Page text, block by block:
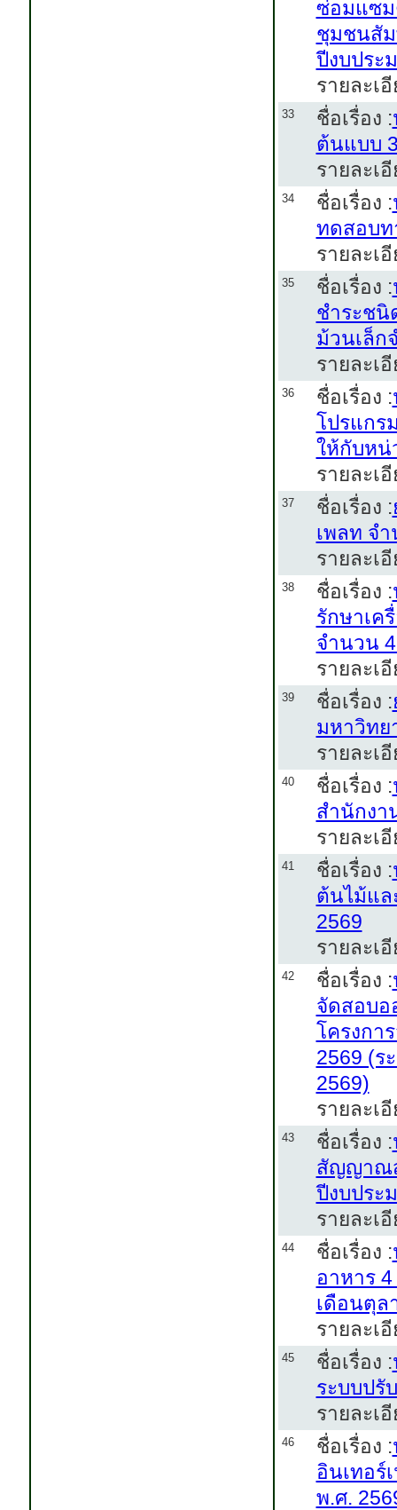
ซ่อมแซม
ชุมชนสัม
ปีงบประ
รายละเ
33 ชื่อเรื่อง :
ต้นแบบ
รายละเ
34 ชื่อเรื่อง :
ทดสอบท
รายละเ
35 ชื่อเรื่อง :
ชำระชนิ
ม้วนเล็ก
รายละเ
36 ชื่อเรื่อง :
โปรแกร
ให้กับหน่
รายละเ
37 ชื่อเรื่อง :
เพลท จ
รายละเ
38 ชื่อเรื่อง :
รักษาเค
จำนวน
รายละเ
39 ชื่อเรื่อง :
มหาวิทย
รายละเ
40 ชื่อเรื่อง :
สำนักงา
รายละเ
41 ชื่อเรื่อง :
ต้นไม้แล
2569
รายละเ
42 ชื่อเรื่อง :
จัดสอบอ
โครงกา
2569 (ร
2569)
รายละเ
43 ชื่อเรื่อง :
สัญญาณ
ปีงบประ
รายละเ
44 ชื่อเรื่อง :
อาหาร
เดือนตุล
รายละเ
45 ชื่อเรื่อง :
ระบบปรั
รายละเ
46 ชื่อเรื่อง :
อินเทอร์
พ.ศ.